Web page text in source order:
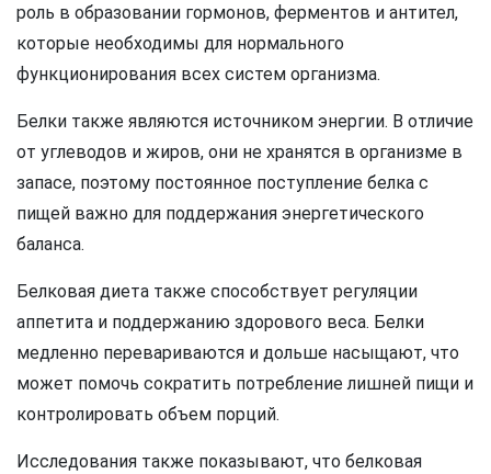
роль в образовании гормонов, ферментов и антител,
которые необходимы для нормального
функционирования всех систем организма.
Белки также являются источником энергии. В отличие
от углеводов и жиров, они не хранятся в организме в
запасе, поэтому постоянное поступление белка с
пищей важно для поддержания энергетического
баланса.
Белковая диета также способствует регуляции
аппетита и поддержанию здорового веса. Белки
медленно перевариваются и дольше насыщают, что
может помочь сократить потребление лишней пищи и
контролировать объем порций.
Исследования также показывают, что белковая